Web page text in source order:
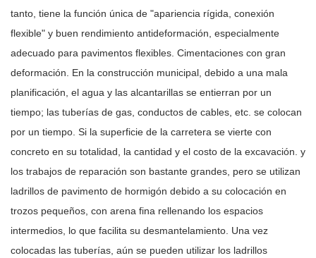
tanto, tiene la función única de "apariencia rígida, conexión
flexible" y buen rendimiento antideformación, especialmente
adecuado para pavimentos flexibles. Cimentaciones con gran
deformación. En la construcción municipal, debido a una mala
planificación, el agua y las alcantarillas se entierran por un
tiempo; las tuberías de gas, conductos de cables, etc. se colocan
por un tiempo. Si la superficie de la carretera se vierte con
concreto en su totalidad, la cantidad y el costo de la excavación. y
los trabajos de reparación son bastante grandes, pero se utilizan
ladrillos de pavimento de hormigón debido a su colocación en
trozos pequeños, con arena fina rellenando los espacios
intermedios, lo que facilita su desmantelamiento. Una vez
colocadas las tuberías, aún se pueden utilizar los ladrillos